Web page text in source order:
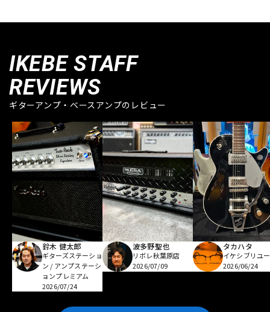
IKEBE STAFF
REVIEWS
ギターアンプ・ベースアンプのレビュー
鈴木 健太郎
ギターズステーショ
ン / アンプステーシ
ョンプレミアム
2026/07/24
波多野聖也
リボレ秋葉原店
2026/07/09
タカハタ
イケシブリユ
2026/06/24